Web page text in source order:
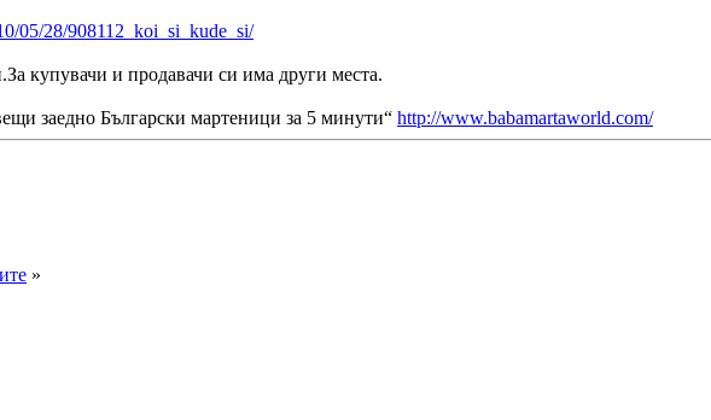
05/28/908112_koi_si_kude_si/
купувачи и продавачи си има други места.
заедно Български мартеници за 5 минути“ http://www.babamartaworld.com/
»